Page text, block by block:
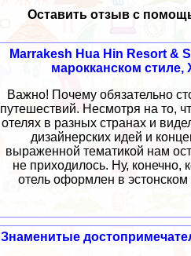
Оставить отзыв с
Marrakesh Hua Hin Resort &
марокканском стиле,
Важно! Почему обязательно
путешествий. Несмотря на то,
отелях в разных странах и
дизайнерских идей и
выраженной тематикой нам
не приходилось. Ну, конечно,
отель оформлен в
Знаменитые